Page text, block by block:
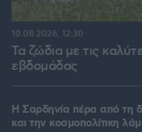
Τα ζώδια με τις
εβδομάδας
10.08.2026, 12:30
Η Σαρδηνία πέρα από τη
και την κοσμοπολίτικη